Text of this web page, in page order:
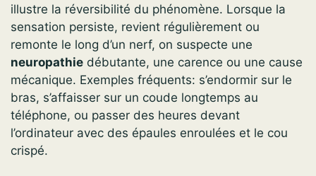
illustre la réversibilité du phénomène. Lorsque la
sensation persiste, revient régulièrement ou
remonte le long d’un nerf, on suspecte une
neuropathie débutante, une carence ou une cause
mécanique. Exemples fréquents: s’endormir sur le
bras, s’affaisser sur un coude longtemps au
téléphone, ou passer des heures devant
l’ordinateur avec des épaules enroulées et le cou
crispé.